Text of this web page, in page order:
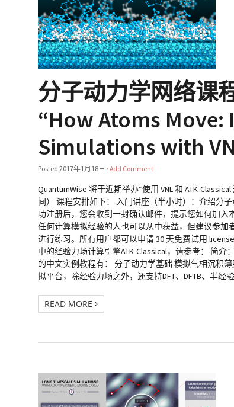
分子动力学网络课
“How Atoms
Simulations with
Posted2017年1月18日 ·Add Comment
QuantumWise 将于近期举办“使用 VNL 和 ATK-
间） 课程安排如下： 入门讲座（半小时）：介绍分
功注册后，您会收到一封确认邮件，提示您如何加入
任何计算模拟经验的人也可以从中获益，但建议参加
进行练习。所有用户都可以申请 30 天免费试用
中的经验力场计算引擎ATK-Classical，请参考： 简
的中文实例教程有： 分子动力学基础 模拟气相沉积
拟平台，除经验力场之外，还支持DFT、DFTB、半经
READ MORE